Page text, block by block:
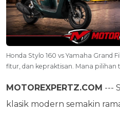
Honda Stylo 160 vs Yamaha Grand
fitur, dan kepraktisan. Mana
MOTOREXPERTZ.COM ---
klasik modern semakin